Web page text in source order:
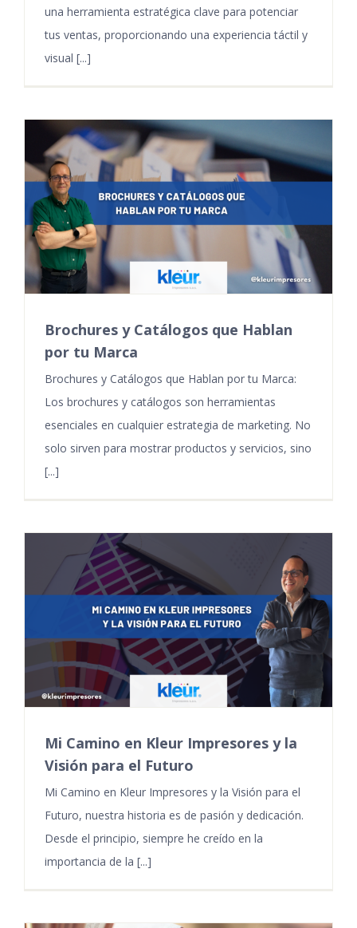
una herramienta estratégica clave para potenciar
tus ventas, proporcionando una experiencia táctil y
visual [...]
Brochures y Catálogos que Hablan
por tu Marca
Brochures y Catálogos que Hablan por tu Marca:
Los brochures y catálogos son herramientas
esenciales en cualquier estrategia de marketing. No
solo sirven para mostrar productos y servicios, sino
[...]
Mi Camino en Kleur Impresores y la
Visión para el Futuro
Mi Camino en Kleur Impresores y la Visión para el
Futuro, nuestra historia es de pasión y dedicación.
Desde el principio, siempre he creído en la
importancia de la [...]